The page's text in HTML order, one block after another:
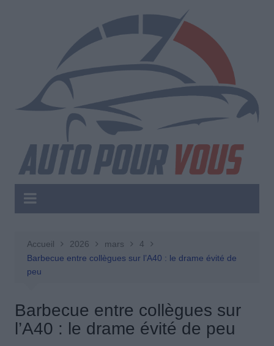
Accueil 2026 mars
4
Barbecue entre collègues sur l’A40 : le drame évité de
peu
Barbecue entre collègues sur
l’A40 : le drame évité de peu